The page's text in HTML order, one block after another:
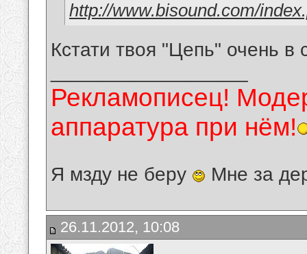
http://www.bisound.com/
Кстати твоя "Цепь" очень в
Рекламописец!
аппаратура при нём!
Я мзду не беру Мне за
26.11.2012, 10:08